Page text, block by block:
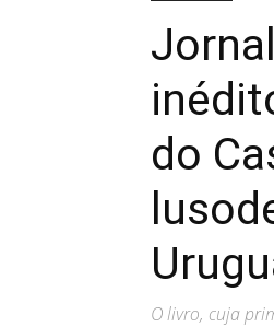
do
O livro, cuja